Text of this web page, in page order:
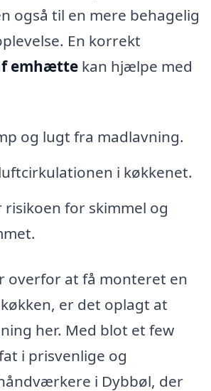
også til en mere behagelig
En korrekt
emhætte kan hjælpe med
og lugt fra madlavning.
i køkkenet.
risikoen for skimmel og
overfor at få monteret en
er det oplagt at
her. Med blot et few
i prisvenlige og
i Dybbøl, der